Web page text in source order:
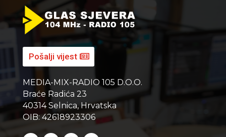
Pošalji vijest
MEDIA-MIX-RADIO 105 D.O.O.
Braće Radića 23
40314 Selnica, Hrvatska
OIB: 42618923306